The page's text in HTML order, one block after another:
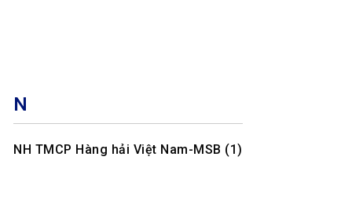
N
NH TMCP Hàng hải Việt Nam-MSB (1)